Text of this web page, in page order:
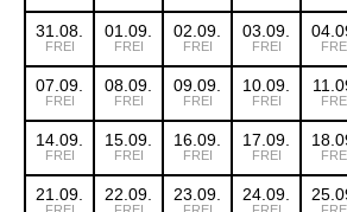
31.08.
FREI
01.09.
FREI
02.09.
FREI
03.09.
FREI
07.09.
FREI
08.09.
FREI
09.09.
FREI
10.09.
FREI
14.09.
FREI
15.09.
FREI
16.09.
FREI
17.09.
FREI
21.09. 22.09. 23.09. 24.09.